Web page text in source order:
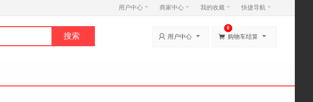
用户中心 商家中心 我的收藏 快捷导航
 用户中心  购物车结算
0